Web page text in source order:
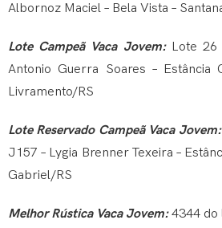
Albornoz Maciel – Bela Vista –
Lote Campeã Vaca Jovem: Lote 26
Antonio Guerra Soares – Estância
Livramento/RS
Lote Reservado Campeã Vaca Jovem:
J157 – Lygia Brenner Texeira –
Gabriel/RS
Melhor Rústica Vaca Jovem:4344 do